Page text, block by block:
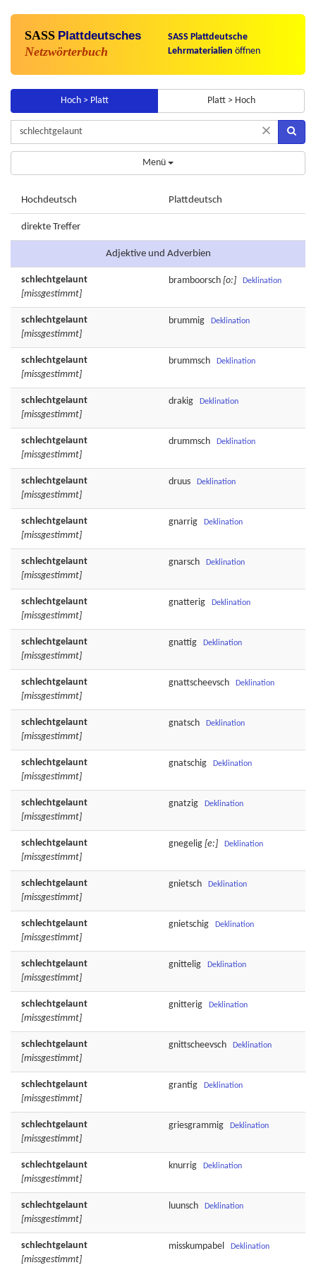
SASS Plattdeutsches
Netzwörterbuch
SASS Plattdeutsche
Lehrmaterialien öffnen
Hoch > Platt Platt > Hoch
×
Menü
Hochdeutsch Plattdeutsch
direkte Treffer
Adjektive und Adverbien
schlechtgelaunt
[missgestimmt]
bramboorsch [o:] Deklination
schlechtgelaunt
[missgestimmt]
brummig Deklination
schlechtgelaunt
[missgestimmt]
brummsch Deklination
schlechtgelaunt
[missgestimmt]
drakig Deklination
schlechtgelaunt
[missgestimmt]
drummsch Deklination
schlechtgelaunt
[missgestimmt]
druus Deklination
schlechtgelaunt
[missgestimmt]
gnarrig Deklination
schlechtgelaunt
[missgestimmt]
gnarsch Deklination
schlechtgelaunt
[missgestimmt]
gnatterig Deklination
schlechtgelaunt
[missgestimmt]
gnattig Deklination
schlechtgelaunt
[missgestimmt]
gnattscheevsch Deklination
schlechtgelaunt
[missgestimmt]
gnatsch Deklination
schlechtgelaunt
[missgestimmt]
gnatschig Deklination
schlechtgelaunt
[missgestimmt]
gnatzig Deklination
schlechtgelaunt
[missgestimmt]
gnegelig [e:] Deklination
schlechtgelaunt
[missgestimmt]
gnietsch Deklination
schlechtgelaunt
[missgestimmt]
gnietschig Deklination
schlechtgelaunt
[missgestimmt]
gnittelig Deklination
schlechtgelaunt
[missgestimmt]
gnitterig Deklination
schlechtgelaunt
[missgestimmt]
gnittscheevsch Deklination
schlechtgelaunt
[missgestimmt]
grantig Deklination
schlechtgelaunt
[missgestimmt]
griesgrammig Deklination
schlechtgelaunt
[missgestimmt]
knurrig Deklination
schlechtgelaunt
[missgestimmt]
luunsch Deklination
schlechtgelaunt
[missgestimmt]
misskumpabel Deklination